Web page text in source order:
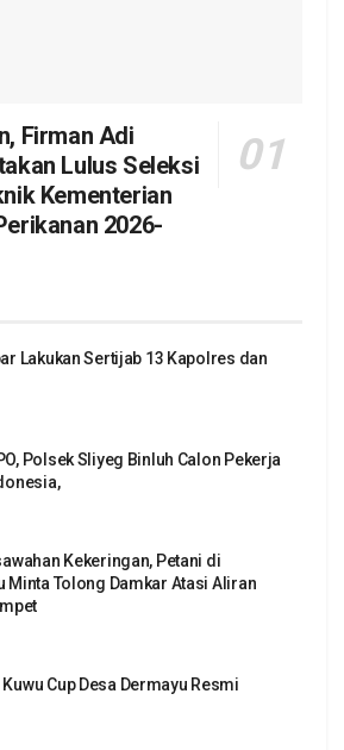
Firman Adi
Lulus Seleksi
Kementerian
2026-
Lakukan Sertijab 13 Kapolres dan
Polsek Sliyeg Binluh Calon Pekerja
Kekeringan, Petani di
Minta Tolong Damkar Atasi Aliran
Cup Desa Dermayu Resmi